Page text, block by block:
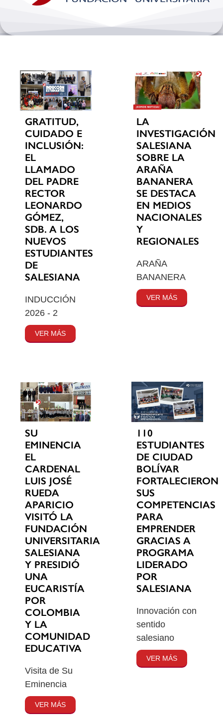
Investigación
Extension y desarrollo
GRATITUD,
CUIDADO E
INCLUSIÓN:
EL
LLAMADO
DEL PADRE
RECTOR
LEONARDO
GÓMEZ,
SDB. A LOS
NUEVOS
ESTUDIANTES
DE
SALESIANA
INDUCCIÓN
2026 - 2
VER MÁS
LA
INVESTIGACIÓN
SALESIANA
SOBRE LA
ARAÑA
BANANERA
SE DESTACA
EN MEDIOS
NACIONALES
Y
REGIONALES
ARAÑA
BANANERA
VER MÁS
SU
EMINENCIA
EL
CARDENAL
LUIS JOSÉ
RUEDA
APARICIO
VISITÓ LA
FUNDACIÓN
UNIVERSITARIA
SALESIANA
Y PRESIDIÓ
UNA
EUCARISTÍA
POR
COLOMBIA
Y LA
COMUNIDAD
EDUCATIVA
Visita de Su
Eminencia
VER MÁS
110
ESTUDIANTES
DE CIUDAD
BOLÍVAR
FORTALECIERON
SUS
COMPETENCIAS
PARA
EMPRENDER
GRACIAS A
PROGRAMA
LIDERADO
POR
SALESIANA
Innovación con
sentido
salesiano
VER MÁS